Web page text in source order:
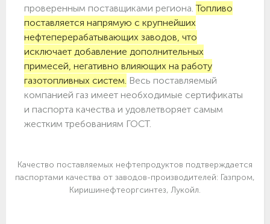
проверенным поставщиками региона.Топливо
поставляется напрямую с крупнейших
нефтеперерабатывающих заводов, что
исключает добавление дополнительных
примесей, негативно влияющих на работу
газотопливных систем. Весь поставляемый
компанией газ имеет необходимые сертификаты
и паспорта качества и удовлетворяет самым
жестким требованиям ГОСТ.
Качество поставляемых нефтепродуктов подтверждается
паспортами качества от заводов-производителей: Газпром,
Киришинефтеоргсинтез, Лукойл.